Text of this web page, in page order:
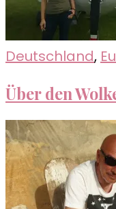
Deutschland,
Über den